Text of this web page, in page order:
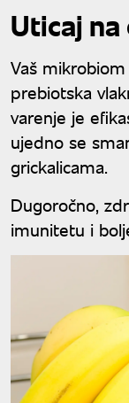
Uticaj
Vaš
prebiotska
varenje je
ujedno se
grickalicama.
Dugoročno,
imunitetu i